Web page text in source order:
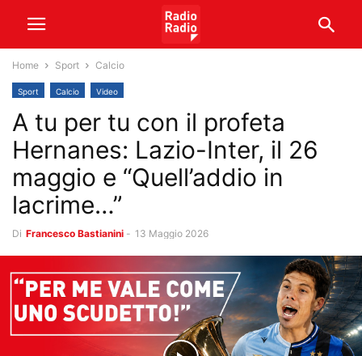
Home Sport Calcio
Sport Calcio Video
A tu per tu con il profeta
Hernanes: Lazio-Inter, il 26
maggio e “Quell’addio in
lacrime…”
Di Francesco Bastianini - 13 Maggio 2026